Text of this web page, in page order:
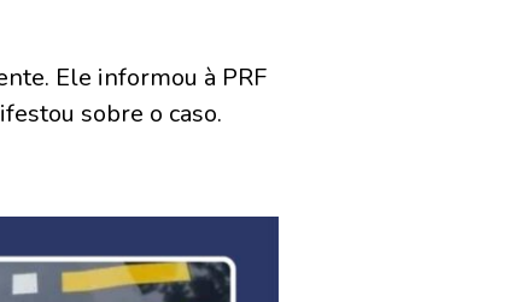
Ele informou à PRF
sobre o caso.